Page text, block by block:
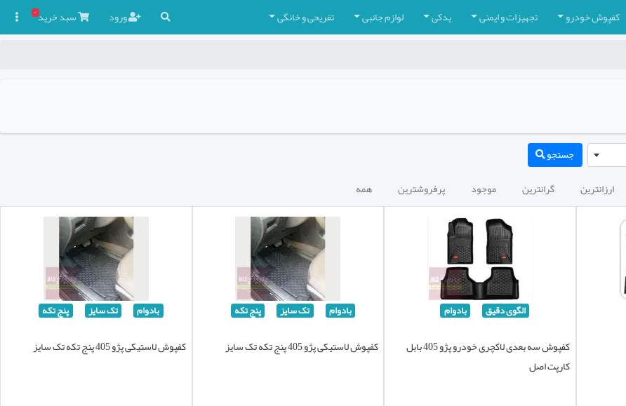
کفپوش خودرو تجهیزات و ایمنی یدکی لوازم جانبی تفریحی و خانگی ورود سبدخرید۰
جستجو
ارزانترین گرانترین موجود پرفروشترین همه
الگوی دقیق بادوام
کفپوش سه بعدی لاکچری خودرو پژو 405 بابل
کارپت اصل
بادوام تک سایز پنج تکه
کفپوش لاستیکی پژو 405 پنج تکه تک سایز
بادوام تک سایز پنج تکه
کفپوش لاستیکی پژو 405 پنج تکه تک سایز